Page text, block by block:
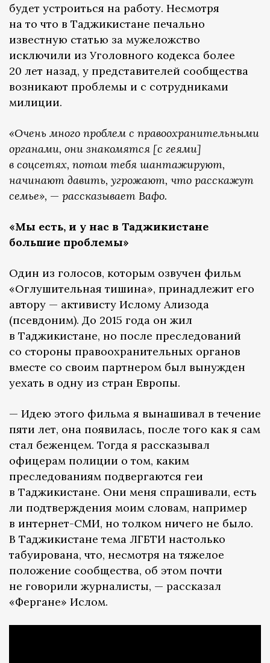
будет устроиться на работу. Несмотря
на то что в Таджикистане печально
известную статью за мужеложство
исключили из Уголовного кодекса более
20 лет назад, у представителей сообщества
возникают проблемы и с сотрудниками
милиции.
«Очень много проблем с правоохранительными
органами, они знакомятся [с геями]
в соцсетях, потом тебя шантажируют,
начинают давить, угрожают, что расскажут
семье», — рассказывает Вафо.
«Мы есть, и у нас в Таджикистане
большие проблемы»
Один из голосов, которым озвучен фильм
«Оглушительная тишина», принадлежит его
автору — активисту Ислому Ализода
(псевдоним). До 2015 года он жил
в Таджикистане, но после преследований
со стороны правоохранительных органов
вместе со своим партнером был вынужден
уехать в одну из стран Европы.
— Идею этого фильма я вынашивал в течение
пяти лет, она появилась, после того как я сам
стал беженцем. Тогда я рассказывал
офицерам полиции о том, каким
преследованиям подвергаются геи
в Таджикистане. Они меня спрашивали, есть
ли подтверждения моим словам, например
в интернет-СМИ, но толком ничего не было.
В Таджикистане тема ЛГБТИ настолько
табуирована, что, несмотря на тяжелое
положение сообщества, об этом почти
не говорили журналисты, — рассказал
«Фергане» Ислом.